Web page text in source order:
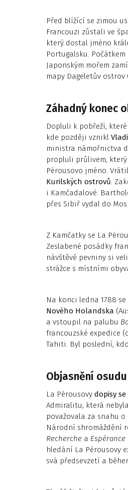
Před blížící se zimou
Francouzi zůstali ve
který dostal jméno
Portugalsku.
Japonským mořem
mapy Dageletův
Záhadný konec
Dopluli k pobřeží,
kde později vznikl
ministra námořnictva
propluli průlivem,
Pérousovo jméno.
Kurilských ostrovů.
i Kamčadalové.
přes Sibiř vydal do
Z Kamčatky se La
Zeslabené posádky
návštěvě pevniny si
strážce s místními
Na konci ledna 1788
Nového Holandska
a vstoupil na palubu
francouzské expedice
Tahiti. Byl poslední,
Objasnění
La Pérousovy dopisy
Admiralitu, která
považovala za snahu
Národní shromáždění
Recherche a Espérance
hledání La Pérousovy
svá předsevzetí a